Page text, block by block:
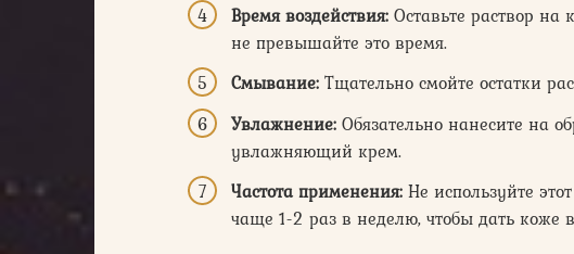
Время воздействия: Оставьте раствор
не превышайте это время.
Смывание: Тщательно смойте остатки
Увлажнение: Обязательно нанесите на
увлажняющий крем.
Частота применения: Не используйте
чаще 1-2 раз в неделю, чтобы дать коже